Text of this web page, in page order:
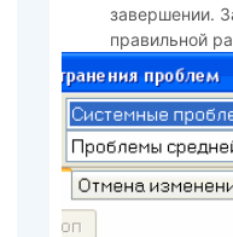
завершении.
правильной